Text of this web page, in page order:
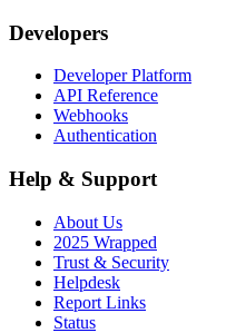
Developers
Developer Platform
API Reference
Webhooks
Authentication
Help & Support
About Us
2025 Wrapped
Trust & Security
Helpdesk
Report Links
Status